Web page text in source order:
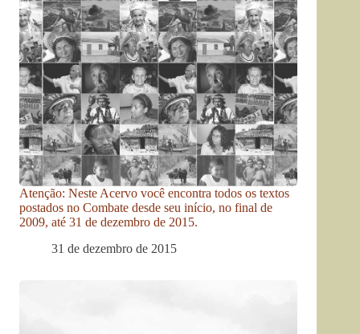
Atenção: Neste Acervo você encontra todos os textos
postados no Combate desde seu início, no final de
2009, até 31 de dezembro de 2015.
31 de dezembro de 2015